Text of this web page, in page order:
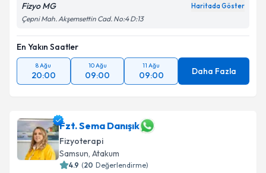
Fizyo MG Haritada Göster
Çepni Mah. Akşemsettin Cad. No:4 D:13
En Yakın Saatler
8 Ağu
20:00
10 Ağu
09:00
11 Ağu
09:00 Daha Fazla
Fzt. Sema Danışık
Fizyoterapi
Samsun, Atakum
4.9 (20 Değerlendirme)